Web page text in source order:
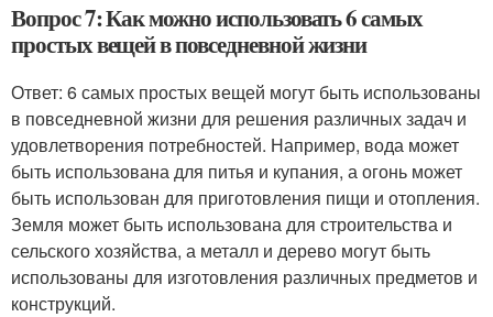
Вопрос 7: Как можно использовать 6 самых
простых вещей в повседневной жизни
Ответ: 6 самых простых вещей могут быть использованы
в повседневной жизни для решения различных задач и
удовлетворения потребностей. Например, вода может
быть использована для питья и купания, а огонь может
быть использован для приготовления пищи и отопления.
Земля может быть использована для строительства и
сельского хозяйства, а металл и дерево могут быть
использованы для изготовления различных предметов и
конструкций.